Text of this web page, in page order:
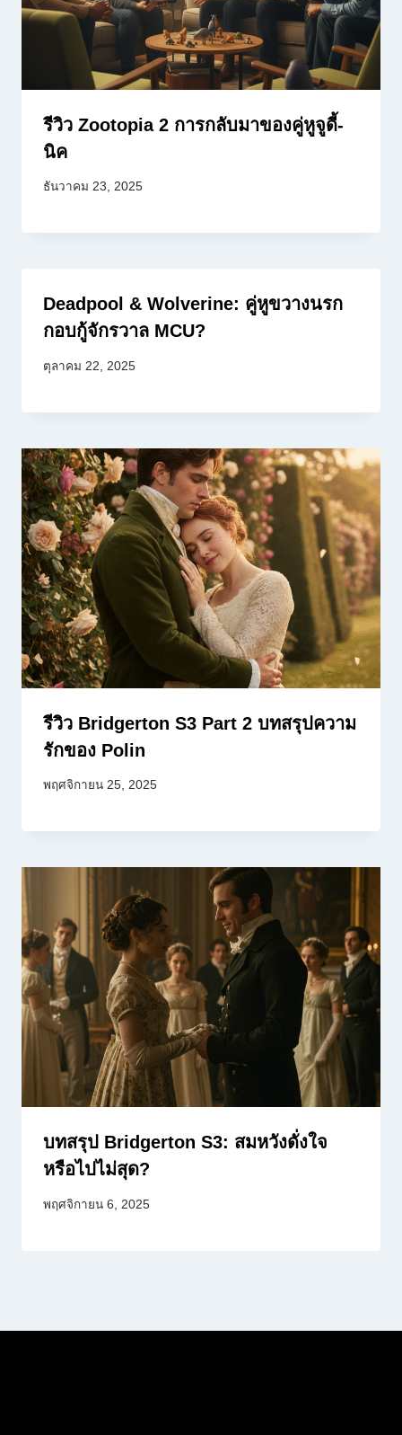
รีวิว Zootopia 2 การกลับมาของคู่หูจูดี้-
นิค
ธันวาคม 23, 2025
Deadpool & Wolverine: คู่หูขวางนรก
กอบกู้จักรวาล MCU?
ตุลาคม 22, 2025
รีวิว Bridgerton S3 Part 2 บทสรุปความ
รักของ Polin
พฤศจิกายน 25, 2025
บทสรุป Bridgerton S3: สมหวังดั่งใจ
หรือไปไม่สุด?
พฤศจิกายน 6, 2025